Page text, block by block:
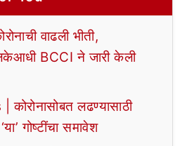
वाढली भीती,
BCCI ने जारी केली
लढण्यासाठी
गोष्टींचा समावेश